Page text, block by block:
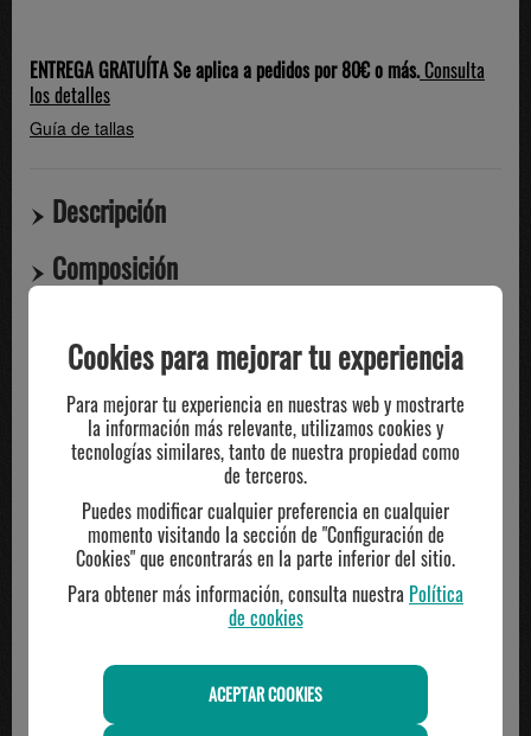
ENTREGA GRATUÍTA Se aplica a pedidos por 80€ o más.Consulta
los detalles
Guía de tallas
Descripción
Composición
TE PUEDE INTERESAR
Cookies para mejorar tu experiencia
Para mejorar tu experiencia en nuestras web y mostrarte
la información más relevante, utilizamos cookies y
tecnologías similares, tanto de nuestra propiedad como
de terceros.
Puedes modificar cualquier preferencia en cualquier
momento visitando la sección de "Configuración de
Cookies" que encontrarás en la parte inferior del sitio.
Para obtener más información, consulta nuestra Política
de cookies
ACEPTAR COOKIES